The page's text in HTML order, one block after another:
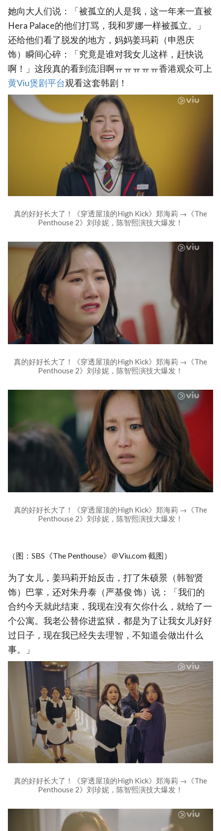
她向大人们说：「被孤立的人是我，这一年来一直被
Hera Palace的他们打骂，我和罗娜一样被孤立。」
还给他们看了脱发的地方，妈妈姜玛莉（申恩庆
饰）瞬间心碎：「究竟是谁对我女儿这样，赶快说
啊！」这段真的看到流泪啊ㅠㅠㅠㅠㅠ香港观众可上
黄Viu煲剧平台观看这套韩剧！
真的好好长大了！《穿透屋顶的High Kick》郑海莉 →《The
Penthouse 2》刘珍妮，陈智熙演技大爆发！
真的好好长大了！《穿透屋顶的High Kick》郑海莉 →《The
Penthouse 2》刘珍妮，陈智熙演技大爆发！
真的好好长大了！《穿透屋顶的High Kick》郑海莉 →《The
Penthouse 2》刘珍妮，陈智熙演技大爆发！
（图：SBS《The Penthouse》＠Viu.com 截图）
为了女儿，姜玛莉开始反击，打了朱硕景（韩智贤
饰）巴掌，还对朱丹泰（严基俊 饰）说：「我们的
合约今天就此结束，我现在没有欠你什么，就给了一
个公寓。我老公替你进监狱，都是为了让我女儿好好
过日子，现在我已经失去理智，不知道会做出什么
事。」
真的好好长大了！《穿透屋顶的High Kick》郑海莉 →《The
Penthouse 2》刘珍妮，陈智熙演技大爆发！